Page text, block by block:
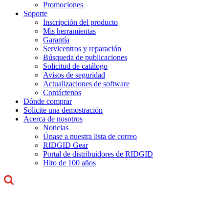
Promociones
Soporte
Inscripción del producto
Mis herramientas
Garantía
Servicentros y reparación
Búsqueda de publicaciones
Solicitud de catálogo
Avisos de seguridad
Actualizaciones de software
Contáctenos
Dónde comprar
Solicite una demostración
Acerca de nosotros
Noticias
Únase a nuestra lista de correo
RIDGID Gear
Portal de distribuidores de RIDGID
Hito de 100 años